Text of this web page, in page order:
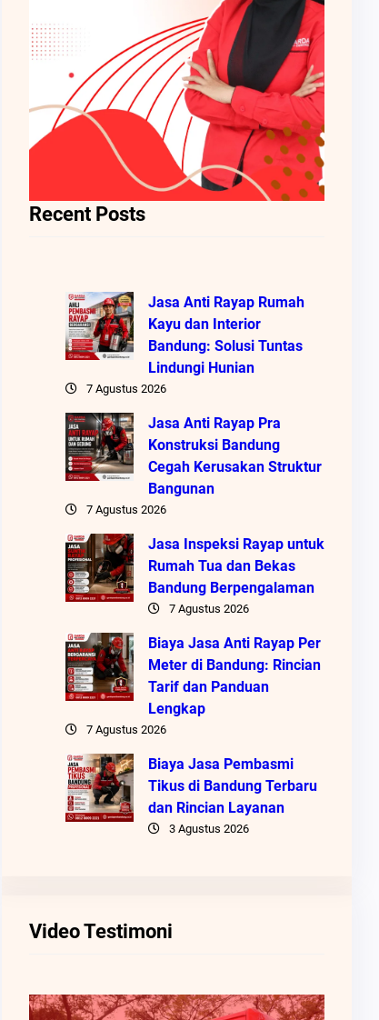
Recent Posts
Jasa Anti Rayap Rumah
Kayu dan Interior
Bandung: Solusi Tuntas
Lindungi Hunian
7 Agustus 2026
Jasa Anti Rayap Pra
Konstruksi Bandung
Cegah Kerusakan Struktur
Bangunan
7 Agustus 2026
Jasa Inspeksi Rayap untuk
Rumah Tua dan Bekas
Bandung Berpengalaman
7 Agustus 2026
Biaya Jasa Anti Rayap Per
Meter di Bandung: Rincian
Tarif dan Panduan
Lengkap
7 Agustus 2026
Biaya Jasa Pembasmi
Tikus di Bandung Terbaru
dan Rincian Layanan
3 Agustus 2026
Video Testimoni